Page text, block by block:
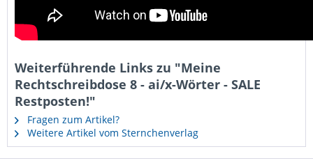
Weiterführende Links zu "Meine
Rechtschreibdose 8 - ai/x-Wörter - SALE
Restposten!"
Fragen zum Artikel?
Weitere Artikel vom Sternchenverlag